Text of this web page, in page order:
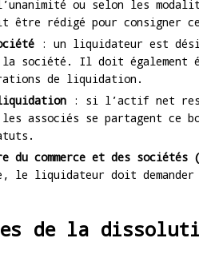
ou selon les
être rédigé pour consigner
: un liquidateur est
la société. Il doit
de liquidation.
: si l’actif net
associés se partagent ce
commerce et des sociétés
le liquidateur doit
de la